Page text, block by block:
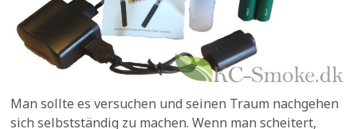
Man sollte es versuchen und seinen Traum nachgehen
sich selbstständig zu machen. Wenn man scheitert,